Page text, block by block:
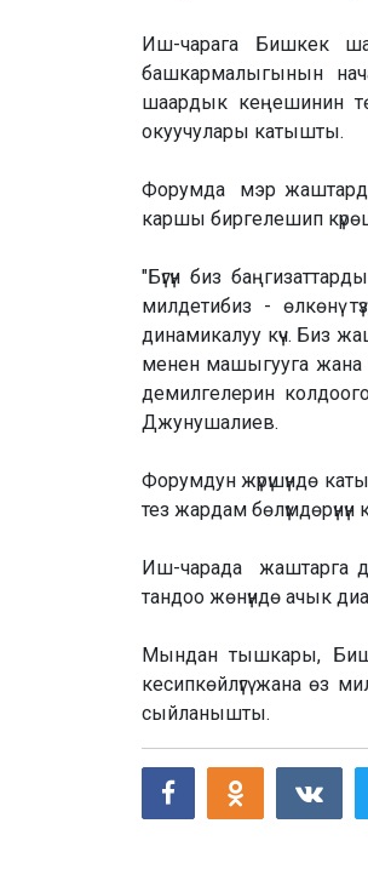
Иш-чарага Бишкек
башкармалыгынын
шаардык кеңешинин
окуучулары катышты.
Форумда мэр жаштардын
каршы биргелешип
"Бүгүн биз
милдетибиз - өлкөнү
динамикалуу күч. Биз
менен машыгууга жана
демилгелерин
Джунушалиев.
Форумдун жүрүшүндө
тез жардам
Иш-чарада жаштарга
тандоо жөнүндө ачык
Мындан тышкары,
кесипкөйлүгү жана өз
сыйланышты.